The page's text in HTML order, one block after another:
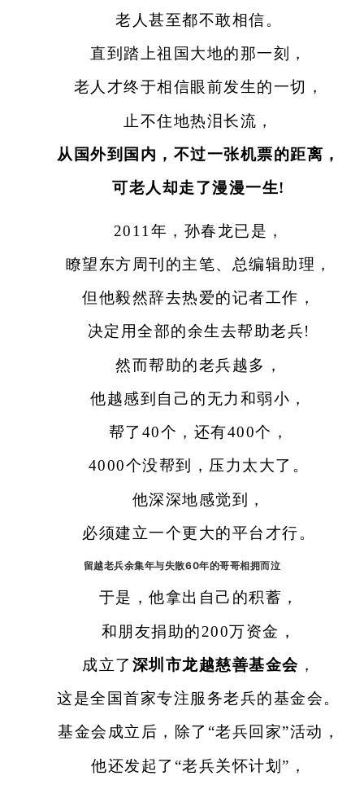
老人甚至都不敢相信。
直到踏上祖国大地的那一刻，
老人才终于相信眼前发生的一切，
止不住地热泪长流，
从国外到国内，不过一张机票的距离，
可老人却走了漫漫一生!
2011年，孙春龙已是，
瞭望东方周刊的主笔、总编辑助理，
但他毅然辞去热爱的记者工作，
决定用全部的余生去帮助老兵!
然而帮助的老兵越多，
他越感到自己的无力和弱小，
帮了40个，还有400个，
4000个没帮到，压力太大了。
他深深地感觉到，
必须建立一个更大的平台才行。
留越老兵余集年与失散60年的哥哥相拥而泣
于是，他拿出自己的积蓄，
和朋友捐助的200万资金，
成立了 深圳市龙越慈善基金会 ，
这是全国首家专注服务老兵的基金会。
基金会成立后，除了“老兵回家”活动，
他还发起了“老兵关怀计划”，